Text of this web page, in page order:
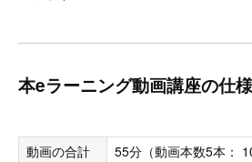
本eラーニング動画講座の仕様
動画の合計
55分（動画本数5本：